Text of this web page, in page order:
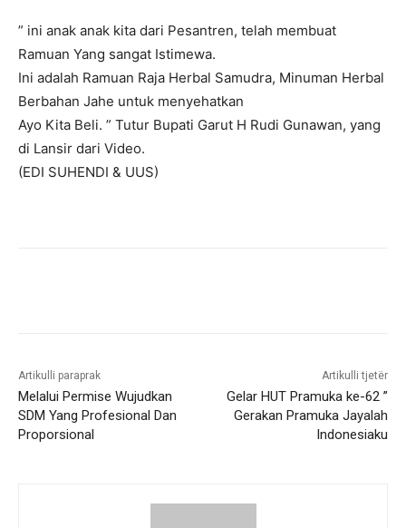
” ini anak anak kita dari Pesantren, telah membuat
Ramuan Yang sangat Istimewa.
Ini adalah Ramuan Raja Herbal Samudra, Minuman Herbal
Berbahan Jahe untuk menyehatkan
Ayo Kita Beli. ” Tutur Bupati Garut H Rudi Gunawan, yang
di Lansir dari Video.
(EDI SUHENDI & UUS)
Artikulli paraprak
Melalui Permise Wujudkan
SDM Yang Profesional Dan
Proporsional
Artikulli tjetër
Gelar HUT Pramuka ke-62 ”
Gerakan Pramuka Jayalah
Indonesiaku